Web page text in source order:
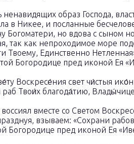
ненавидящих образ Господа,
в Никее, и посланные
Богоматери, но вдова с сыном
так как непроходимое море
Твоему, Единственно
Богородице пред иконой Ея
Воскресе́ния свет чи́стыя
Твои́х благода́тию,
вместе со Светом
взываем: «Сохрани
Богородице пред иконой Ея